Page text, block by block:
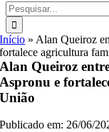
Buscar
resultados
para:
Início »Alan Queiroz
fortalece agricultura
Alan Queiroz
Aspronu e
União
Publicado em: 26/06/